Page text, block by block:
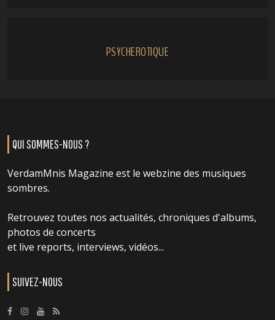
PSYCHEROTIQUE
QUI SOMMES-NOUS ?
VerdamMnis Magazine est le webzine des musiques
sombres.
Retrouvez toutes nos actualités, chroniques d'albums,
photos de concerts
et live reports, interviews, vidéos...
SUIVEZ-NOUS